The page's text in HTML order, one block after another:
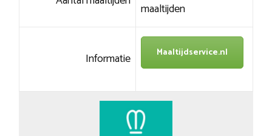
maaltijden
Informatie Maaltijdservice.nl